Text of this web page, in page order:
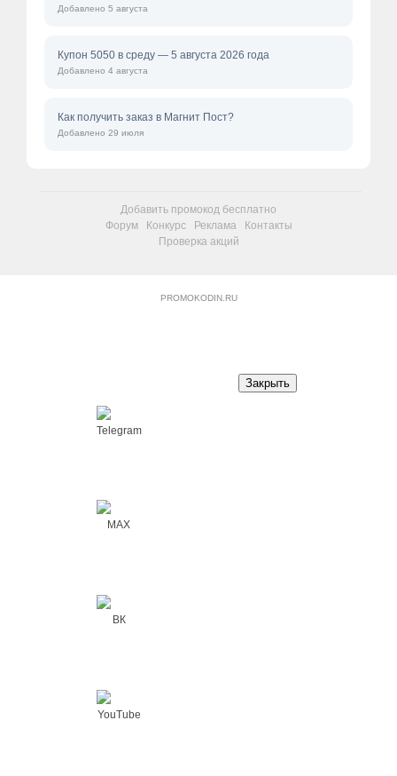
Добавлено 5 августа
Купон 5050 в среду — 5 августа 2026 года
Добавлено 4 августа
Как получить заказ в Магнит Пост?
Добавлено 29 июля
Добавить промокод бесплатно
Форум
Конкурс Реклама
Контакты
Проверка акций
PROMOKODIN.RU
Telegram
MAX
ВК
YouTube
Закрыть